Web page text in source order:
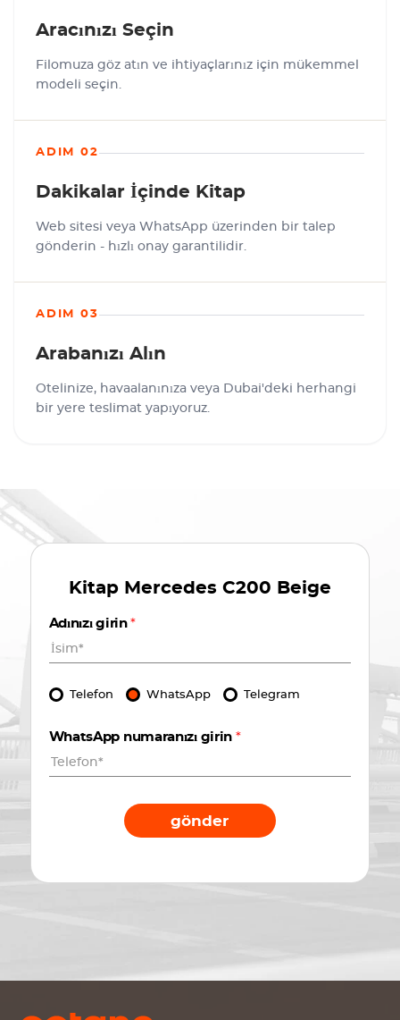
Aracınızı Seçin
Filomuza göz atın ve ihtiyaçlarınız için mükemmel
modeli seçin.
ADIM 02
Dakikalar İçinde Kitap
Web sitesi veya WhatsApp üzerinden bir talep
gönderin - hızlı onay garantilidir.
ADIM 03
Arabanızı Alın
Otelinize, havaalanınıza veya Dubai'deki herhangi
bir yere teslimat yapıyoruz.
Kitap Mercedes C200 Beige
Adınızı girin*
Telefon WhatsApp Telegram
WhatsApp numaranızı girin *
gönder